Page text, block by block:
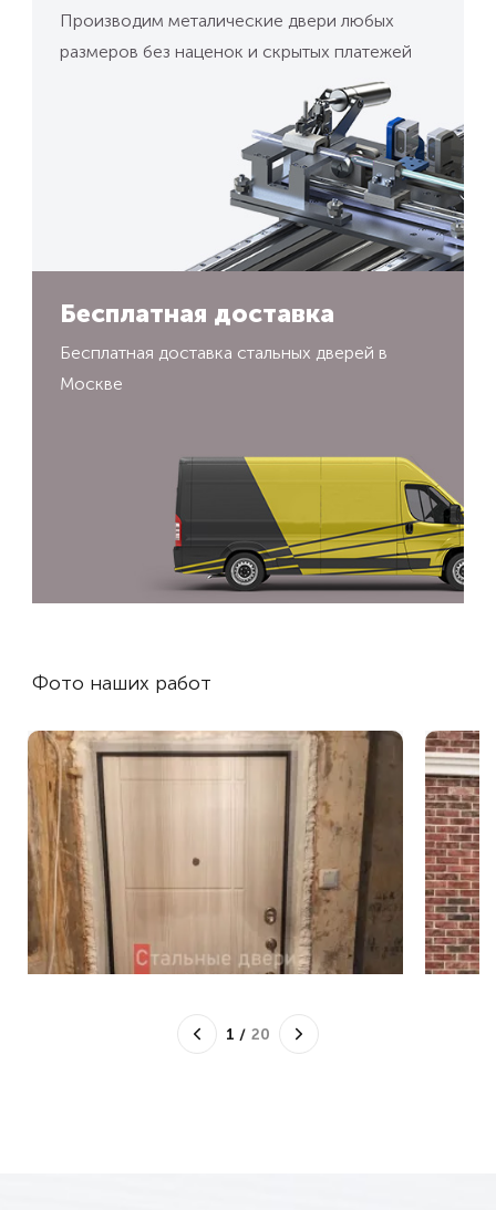
Производим металические двери любых
размеров без наценок и скрытых платежей
Бесплатная доставка
Бесплатная доставка стальных дверей в
Москве
Фото наших работ
1 / 20